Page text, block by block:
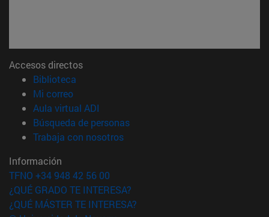
Accesos directos
Biblioteca
Mi correo(abre en nueva ventana)
Aula virtual ADI
Búsqueda de personas(abre en nueva ventana)
Trabaja con nosotros(abre en nueva ventana)
Información
TFNO +34 948 42 56 00
¿QUÉ GRADO TE INTERESA?
¿QUÉ MÁSTER TE INTERESA?